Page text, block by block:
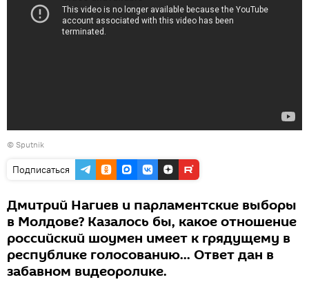
© Sputnik
Подписаться
Дмитрий Нагиев и парламентские выборы
в Молдове? Казалось бы, какое отношение
российский шоумен имеет к грядущему в
республике голосованию... Ответ дан в
забавном видеоролике.